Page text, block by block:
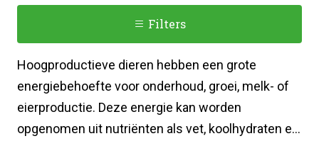
Filters
Hoogproductieve dieren hebben een grote
energiebehoefte voor onderhoud, groei, melk- of
eierproductie. Deze energie kan worden
opgenomen uit nutriënten als vet, koolhydraten en